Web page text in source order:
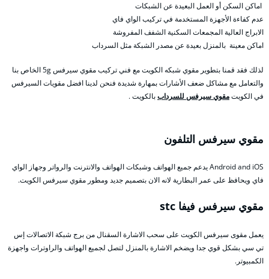
اماكن السكن أو العمل البعيدة عن الشبكات
عدم كفاءة الأجهزة المستخدمة في تركيب الواي فاي
الابراج العالية المجمعات السكنية الشفف المفروشة
اماكن معينة بالمنزل بعيدة عن مصدر الشبكة مثل السرداب
لذلك فقد قمنا بتطوير مقوي شبكه الكويت مع فني تركيب مقوي سيرفس 5g الخاص بنا
والتعامل مع مشاكل ضعف الأشارات بمهارة شديدة فنحن لدينا افضل مقويات السيرفس
في الكويتمقوي سيرفس للسرداببالكويت .
مقوي سيرفس التلفون
Android and iOS يدعم جميع الهواتف وشبكات الهواتف والانترنت والرواتر وجهاز الواي
فاي ويحافظ على عمر البطارية لانه الان بتصميم جديد ومطور مقوي سيرفس الكويت.
مقوي سيرفس فيفا stc
يعمل مقوى سيرفس الكويت على سحب الاشارة السقنال من برج شبكة الاتصالات إس
تي سي بشكل قوي جدا ويضخم الاشارة بالمنزل لتصل لجميع الهواتف والراوترات واجهزة
الكمبيوتر.